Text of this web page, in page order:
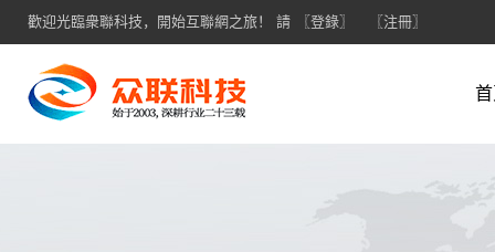
歡迎光臨衆聯科技，開始互聯網之旅！ 請 〖登錄〗 〖注冊〗